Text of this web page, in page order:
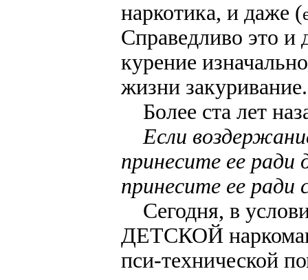
наркотика, и даже (
Справедливо это и
курение
жизни закуривание.
Более ста лет
Если
принесите ее
принесите ее ради
Сегодня, в
ДЕТСКОЙ
пси-технической